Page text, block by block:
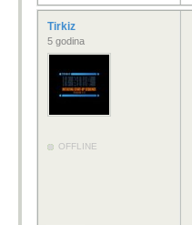
Tirkiz
5 godina
OFFLINE